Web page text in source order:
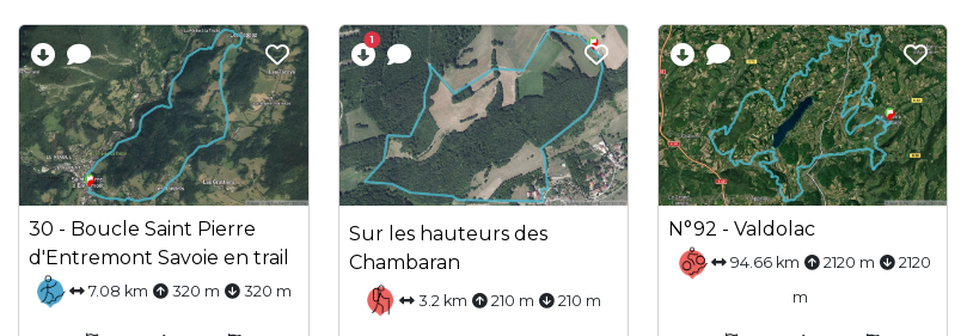
30 - Boucle Saint Pierre
d'Entremont Savoie en trail
7.08 km 320 m 320 m
1
Sur les hauteurs des
Chambaran
3.2 km 210 m 210 m
N°92 - Valdolac
94.66 km 2120 m
2120
m